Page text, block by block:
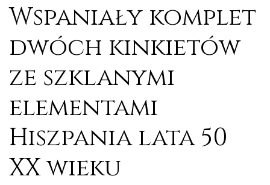
Wspaniały komplet
dwóch kinkietów
ze szklanymi
elementami
Hiszpania lata 50
XX wieku